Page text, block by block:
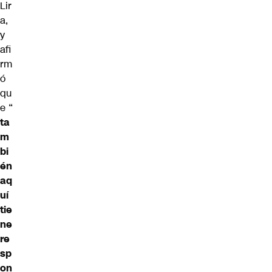
Lir
a,
y
afi
rm
ó
qu
e “
ta
m
bi
én
aq
uí
tie
ne
re
sp
on